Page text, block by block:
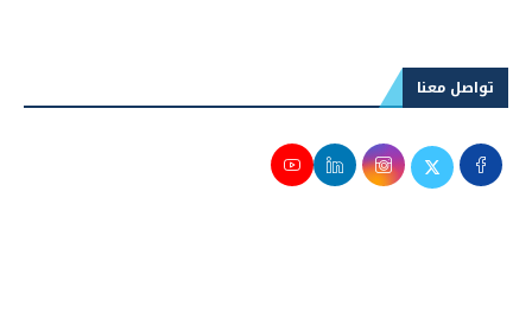
تواصل معنا